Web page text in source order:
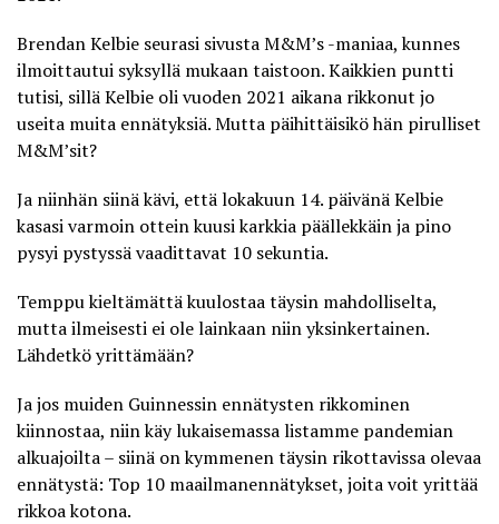
Brendan Kelbie seurasi sivusta M&M’s -maniaa, kunnes
ilmoittautui syksyllä mukaan taistoon. Kaikkien puntti
tutisi, sillä Kelbie oli vuoden 2021 aikana rikkonut jo
useita muita ennätyksiä. Mutta päihittäisikö hän pirulliset
M&M’sit?
Ja niinhän siinä kävi, että lokakuun 14. päivänä Kelbie
kasasi varmoin ottein kuusi karkkia päällekkäin ja pino
pysyi pystyssä vaadittavat 10 sekuntia.
Temppu kieltämättä kuulostaa täysin mahdolliselta,
mutta ilmeisesti ei ole lainkaan niin yksinkertainen.
Lähdetkö yrittämään?
Ja jos muiden Guinnessin ennätysten rikkominen
kiinnostaa, niin käy lukaisemassa listamme pandemian
alkuajoilta – siinä on kymmenen täysin rikottavissa olevaa
ennätystä: Top 10 maailmanennätykset, joita voit yrittää
rikkoa kotona.